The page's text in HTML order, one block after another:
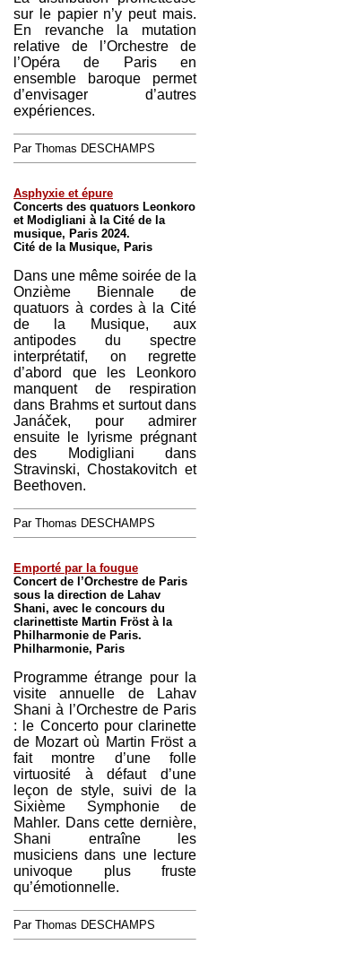
sur le papier n’y peut mais.
En revanche la mutation
relative de l’Orchestre de
l’Opéra de Paris en
ensemble baroque permet
d’envisager d’autres
expériences.
Par Thomas DESCHAMPS
Asphyxie et épure
Concerts des quatuors Leonkoro
et Modigliani à la Cité de la
musique, Paris 2024.
Cité de la Musique, Paris
Dans une même soirée de la
Onzième Biennale de
quatuors à cordes à la Cité
de la Musique, aux
antipodes du spectre
interprétatif, on regrette
d’abord que les Leonkoro
manquent de respiration
dans Brahms et surtout dans
Janáček, pour admirer
ensuite le lyrisme prégnant
des Modigliani dans
Stravinski, Chostakovitch et
Beethoven.
Par Thomas DESCHAMPS
Emporté par la fougue
Concert de l’Orchestre de Paris
sous la direction de Lahav
Shani, avec le concours du
clarinettiste Martin Fröst à la
Philharmonie de Paris.
Philharmonie, Paris
Programme étrange pour la
visite annuelle de Lahav
Shani à l’Orchestre de Paris
: le Concerto pour clarinette
de Mozart où Martin Fröst a
fait montre d’une folle
virtuosité à défaut d’une
leçon de style, suivi de la
Sixième Symphonie de
Mahler. Dans cette dernière,
Shani entraîne les
musiciens dans une lecture
univoque plus fruste
qu’émotionnelle.
Par Thomas DESCHAMPS